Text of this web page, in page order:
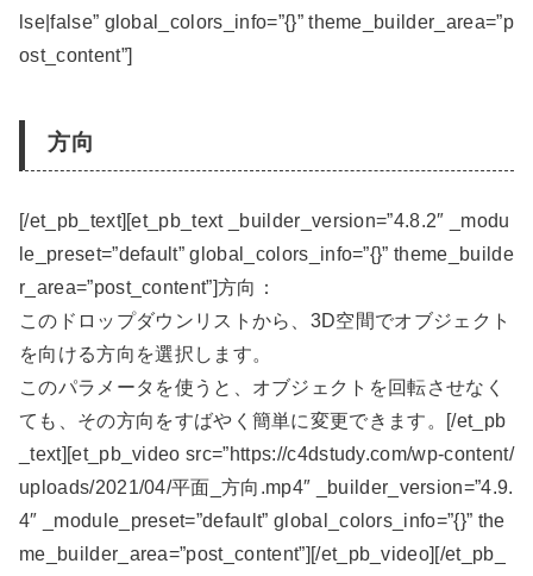
lse|false” global_colors_info=”{}” theme_builder_area=”p
ost_content”]
方向
[/et_pb_text][et_pb_text _builder_version=”4.8.2″ _modu
le_preset=”default” global_colors_info=”{}” theme_builde
r_area=”post_content”]方向：
このドロップダウンリストから、3D空間でオブジェクト
を向ける方向を選択します。
このパラメータを使うと、オブジェクトを回転させなく
ても、その方向をすばやく簡単に変更できます。[/et_pb
_text][et_pb_video src=”https://c4dstudy.com/wp-content/
uploads/2021/04/平面_方向.mp4″ _builder_version=”4.9.
4″ _module_preset=”default” global_colors_info=”{}” the
me_builder_area=”post_content”][/et_pb_video][/et_pb_